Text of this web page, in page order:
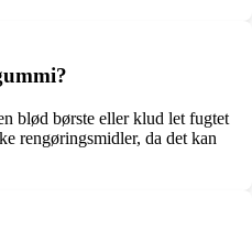
blød børste eller klud let fugtet
rengøringsmidler, da det kan